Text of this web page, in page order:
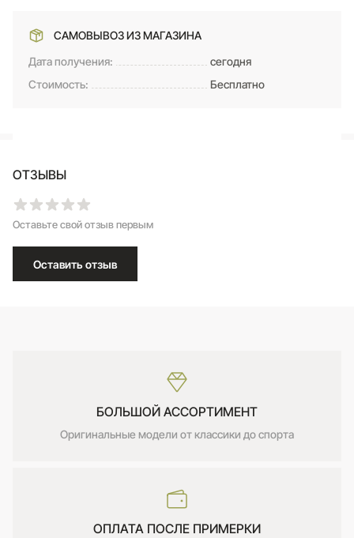
САМОВЫВОЗ ИЗ МАГАЗИНА
Дата получения:
сегодня
Стоимость:
Бесплатно
ОТЗЫВЫ
Оставьте свой отзыв первым
Оставить отзыв
БОЛЬШОЙ АССОРТИМЕНТ
Оригинальные модели от классики до спорта
ОПЛАТА ПОСЛЕ ПРИМЕРКИ